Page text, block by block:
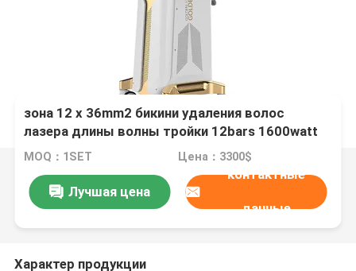
зона 12 x 36mm2 бикини удаления волос
лазера длины волны тройки 12bars 1600watt
MOQ：1SET Цена：3300$
Лучшая цена
контактные
данные
Характер продукции